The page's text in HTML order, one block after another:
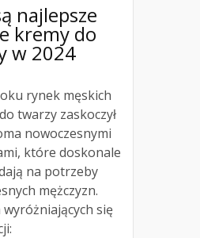
najlepsze
kremy do
w 2024
rynek męskich
twarzy zaskoczył
nowoczesnymi
które doskonale
na potrzeby
mężczyzn.
się